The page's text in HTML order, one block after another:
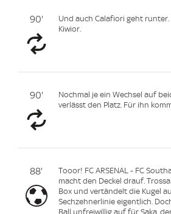
90'
Und auch Calafiori geht
Kiwior.
90'
Nochmal je ein Wechsel auf
verlässt den Platz. Für ihn
88'
Tooor! FC ARSENAL - FC
macht den Deckel drauf.
Box und vertändelt die Kugel
Sechzehnerlinie eigentlich.
Ball unfreiwillig auf für Saka,